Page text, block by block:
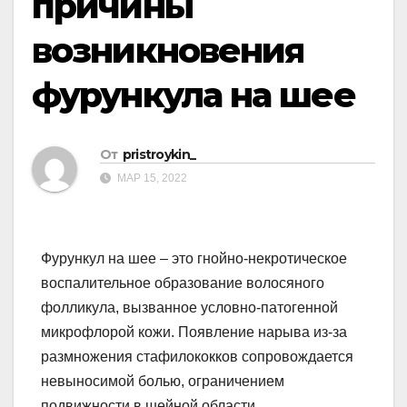
возникновения
фурункула на шее
От pristroykin_
МАР 15, 2022
Фурункул на шее – это гнойно-некротическое
воспалительное образование волосяного
фолликула, вызванное условно-патогенной
микрофлорой кожи. Появление нарыва из-за
размножения стафилококков сопровождается
невыносимой болью, ограничением